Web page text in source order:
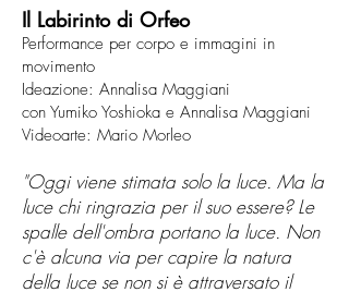
Il Labirinto di Orfeo
Performance per corpo e immagini in
movimento
Ideazione: Annalisa Maggiani
con Yumiko Yoshioka e Annalisa Maggiani
Videoarte: Mario Morleo
"Oggi viene stimata solo la luce. Ma la
luce chi ringrazia per il suo essere? Le
spalle dell'ombra portano la luce. Non
c'è alcuna via per capire la natura
della luce se non si è attraversato il